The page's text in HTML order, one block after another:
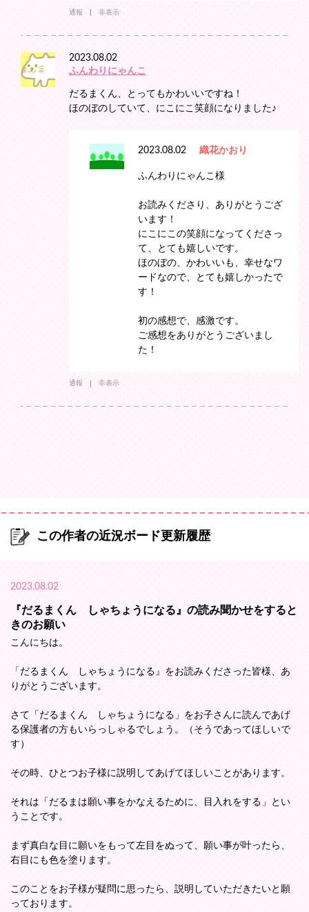
通報 非表示
2023.08.02
ふんわりにゃんこ
だるまくん、とってもかわいいですね！
ほのぼのしていて、にこにこ笑顔になりました♪
2023.08.02 織花かおり
ふんわりにゃんこ様
お読みくださり、ありがとうござ
います！
にこにこの笑顔になってくださっ
て、とても嬉しいです。
ほのぼの、かわいいも、幸せなワ
ードなので、とても嬉しかったで
す！
初の感想で、感激です。
ご感想をありがとうございまし
た！
通報 非表示
この作者の近況ボード更新履歴
2023.08.02
『だるまくん しゃちょうになる』の読み聞かせをすると
きのお願い
こんにちは。
「だるまくん しゃちょうになる』をお読みくださった皆様、あ
りがとうございます。
さて「だるまくん しゃちょうになる」をお子さんに読んであげ
る保護者の方もいらっしゃるでしょう。（そうであってほしいで
す）
その時、ひとつお子様に説明してあげてほしいことがあります。
それは「だるまは願い事をかなえるために、目入れをする」とい
うことです。
まず真白な目に願いをもって左目をぬって、願い事が叶ったら、
右目にも色を塗ります。
このことをお子様が疑問に思ったら、説明していただきたいと願
っております。